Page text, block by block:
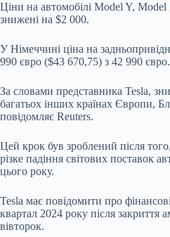
Ціни на автомобілі Model Y,
знижені на $2 000.
У Німеччині ціна на
990 євро ($43 670,75) з 42 990 євро.
За словами представника Tesla,
багатьох інших країнах Європи,
повідомляє Reuters.
Цей крок був зроблений після
різке падіння світових поставок
цього року.
Tesla має повідомити про
квартал 2024 року після закриття
вівторок.